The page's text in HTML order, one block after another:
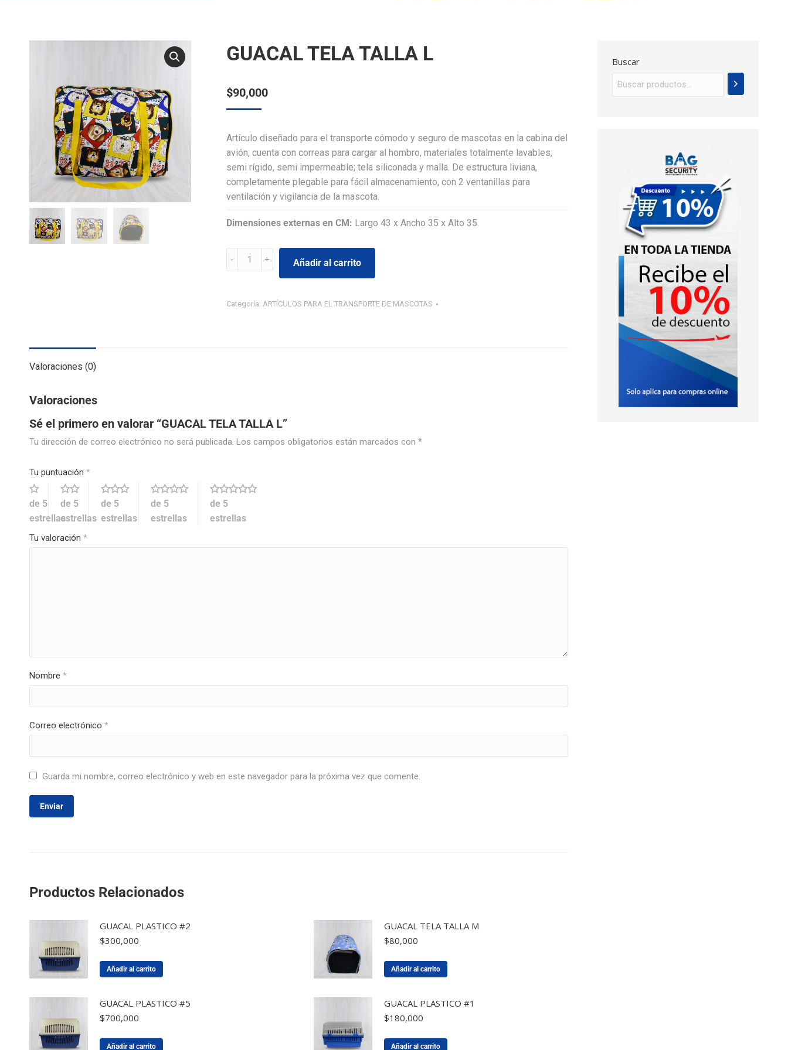
GUACAL TELA TALLA L
$90,000
Artículo diseñado para el transporte cómodo y seguro de mascotas en la cabina del
avión, cuenta con correas para cargar al hombro, materiales totalmente lavables,
semi rígido, semi impermeable; tela siliconada y malla. De estructura liviana,
completamente plegable para fácil almacenamiento, con 2 ventanillas para
ventilación y vigilancia de la mascota.
Dimensiones externas en CM: Largo 43 x Ancho 35 x Alto 35.
Añadir al carrito
Categoría: ARTÍCULOS PARA EL TRANSPORTE DE MASCOTAS
Valoraciones (0)
Valoraciones
Sé el primero en valorar “GUACAL TELA TALLA L”
Tu dirección de correo electrónico no será publicada. Los campos obligatorios están marcados con *
Tu puntuación *
de 5
estrellas
de 5
estrellas
de 5
estrellas
de 5
estrellas
de 5
estrellas
Tu valoración *
Nombre *
Correo electrónico *
Guarda mi nombre, correo electrónico y web en este navegador para la próxima vez que comente.
Productos Relacionados
GUACAL PLASTICO #2
$300,000
Añadir al carrito
GUACAL TELA TALLA M
$80,000
Añadir al carrito
GUACAL PLASTICO #5
$700,000
Añadir al carrito
GUACAL PLASTICO #1
$180,000
Añadir al carrito
Buscar